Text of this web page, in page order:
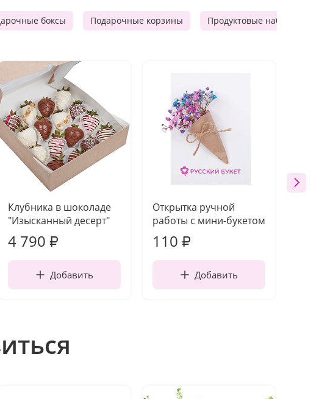
боксы Подарочные корзины Продуктовые наборы
Клубника в шоколаде
"Изысканный десерт"
4 790 ₽
Добавить
Открытка ручной
работы с мини-букетом
110 ₽
Добавить